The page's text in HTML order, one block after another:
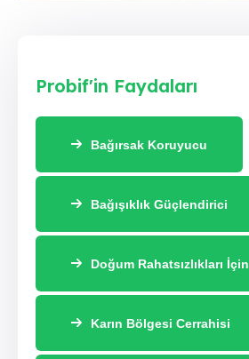
Probif'in Faydaları
Bağırsak Koruyucu
Bağışıklık Güçlendirici
Doğum Rahatsızlıkları İçin
Karın Bölgesi Cerrahisi